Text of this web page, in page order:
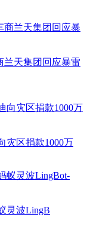
兰天集团回应暴雷
灾区捐款1000万
灵波LingB